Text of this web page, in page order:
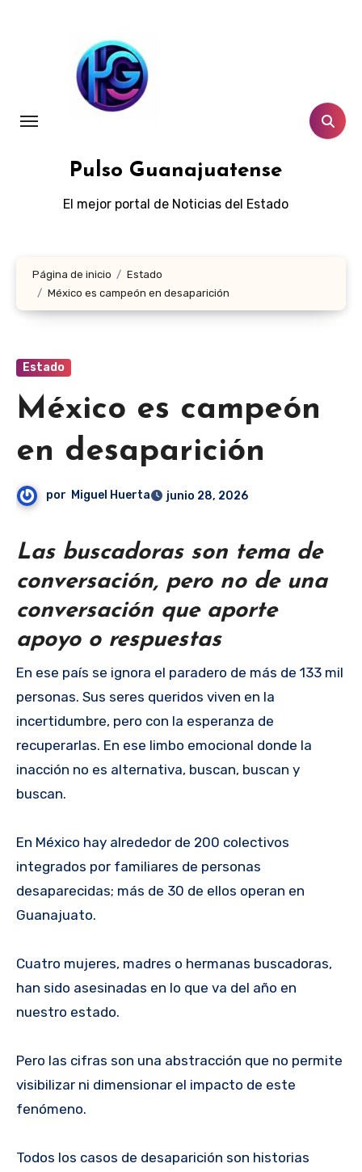
Pulso Guanajuatense
El mejor portal de Noticias del Estado
Página de inicio
Estado
México es campeón en desaparición
Estado
México es campeón
en desaparición
por Miguel Huerta junio 28, 2026
Las buscadoras son tema de
conversación, pero no de una
conversación que aporte
apoyo o respuestas
En ese país se ignora el paradero de más de 133 mil
personas. Sus seres queridos viven en la
incertidumbre, pero con la esperanza de
recuperarlas. En ese limbo emocional donde la
inacción no es alternativa, buscan, buscan y
buscan.
En México hay alrededor de 200 colectivos
integrados por familiares de personas
desaparecidas; más de 30 de ellos operan en
Guanajuato.
Cuatro mujeres, madres o hermanas buscadoras,
han sido asesinadas en lo que va del año en
nuestro estado.
Pero las cifras son una abstracción que no permite
visibilizar ni dimensionar el impacto de este
fenómeno.
Todos los casos de desaparición son historias